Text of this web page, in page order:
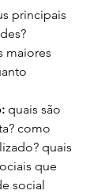
principais
maiores
quais são
como
quais
que
social